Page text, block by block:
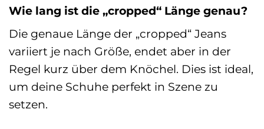
Wie lang ist die „cropped“ Länge genau?
Die genaue Länge der „cropped“ Jeans
variiert je nach Größe, endet aber in der
Regel kurz über dem Knöchel. Dies ist ideal,
um deine Schuhe perfekt in Szene zu
setzen.